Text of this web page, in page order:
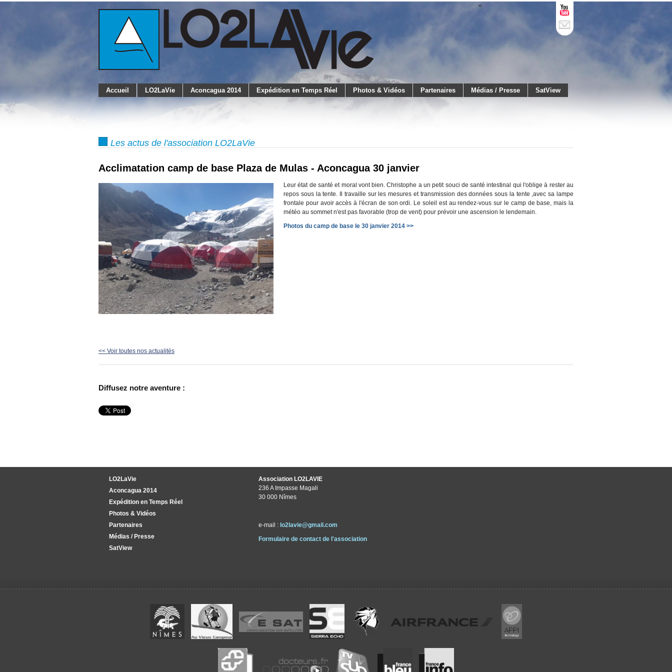
<
Accueil LO2LaVie Aconcagua 2014 Expédition en Temps Réel Photos & Vidéos Partenaires Médias / Presse SatView
Les actus de l'association LO2LaVie
Acclimatation camp de base Plaza de Mulas - Aconcagua 30 janvier
Leur état de santé et moral vont bien. Christophe a un petit souci de santé intestinal qui l'oblige à rester au
repos sous la tente. Il travaille sur les mesures et transmission des données sous la tente ,avec sa lampe
frontale pour avoir accès à l'écran de son ordi. Le soleil est au rendez-vous sur le camp de base, mais la
météo au sommet n'est pas favorable (trop de vent) pour prévoir une ascension le lendemain.
Photos du camp de base le 30 janvier 2014 >>
<< Voir toutes nos actualités
Diffusez notre aventure :
LO2LaVie
Aconcagua 2014
Expédition en Temps Réel
Photos & Vidéos
Partenaires
Médias / Presse
SatView
Association LO2LAVIE
236 A Impasse Magali
30 000 Nîmes
e-mail : lo2lavie@gmail.com
Formulaire de contact de l'association